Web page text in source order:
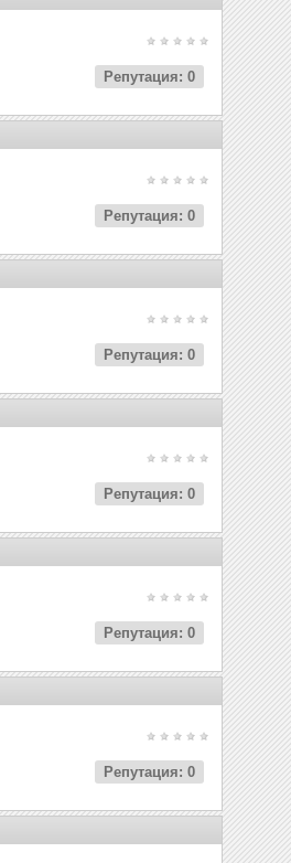
Репутация: 0
Репутация: 0
Репутация: 0
Репутация: 0
Репутация: 0
Репутация: 0